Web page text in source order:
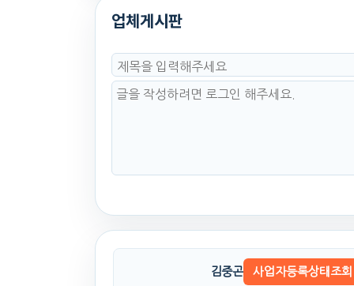
업체게시판
김중곤 사업자등록상태조회